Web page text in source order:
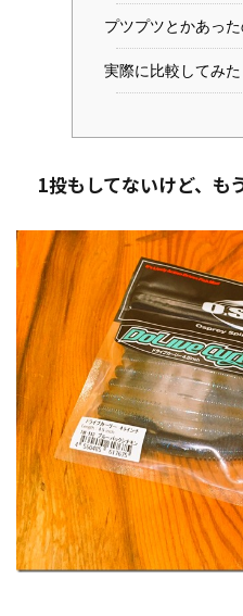
プツプツとかあった
実際に比較してみた
1投もしてないけど、も